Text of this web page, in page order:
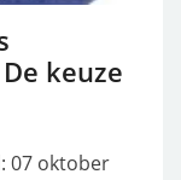
keuze
07 oktober